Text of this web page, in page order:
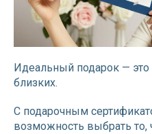
Идеальный подарок — это
близких.
С подарочным
возможность выбрать то,